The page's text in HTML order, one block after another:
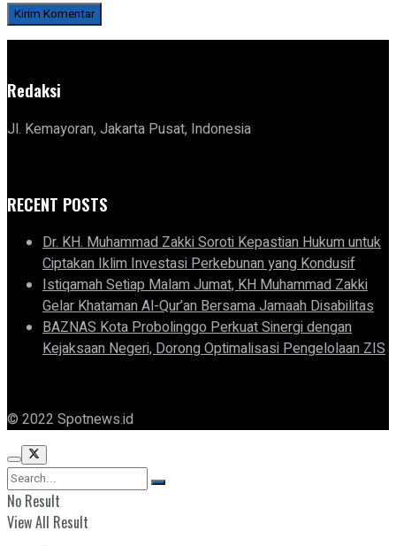
Redaksi
Jl. Kemayoran, Jakarta Pusat, Indonesia
RECENT POSTS
Dr. KH. Muhammad Zakki Soroti Kepastian Hukum untuk
Ciptakan Iklim Investasi Perkebunan yang Kondusif
Istiqamah Setiap Malam Jumat, KH Muhammad Zakki
Gelar Khataman Al-Qur’an Bersama Jamaah Disabilitas
BAZNAS Kota Probolinggo Perkuat Sinergi dengan
Kejaksaan Negeri, Dorong Optimalisasi Pengelolaan ZIS
© 2022 Spotnews.id
No Result
View All Result